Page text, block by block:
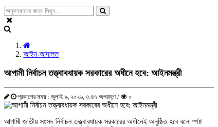
আইন-আদালত
আগামী নির্বাচন তত্ত্বাবধায়ক সরকারের অধীনে হবে: আইনমন্ত্রী
প্রকাশের সময় : জুলাই ৯, ২০২৬, ৩:৪৭ অপরাহ্ণ / ০
আগামী জাতীয় সংসদ নির্বাচন তত্ত্বাবধায়ক সরকারের অধীনেই অনুষ্ঠিত হবে বলে স্পষ্ট